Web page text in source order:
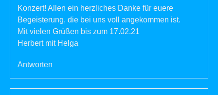
Konzert! Allen ein herzliches Danke für euere
Begeisterung, die bei uns voll angekommen ist.
Mit vielen Grüßen bis zum 17.02.21
Herbert mit Helga
Antworten